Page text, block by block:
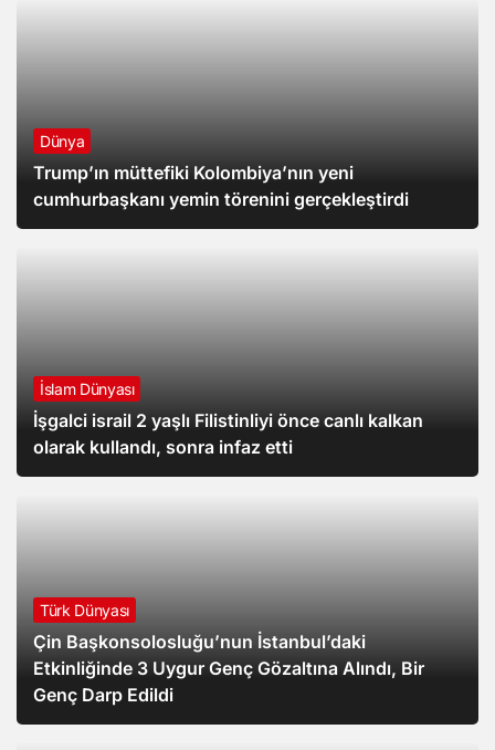
Dünya
Trump’ın müttefiki Kolombiya’nın yeni
cumhurbaşkanı yemin törenini gerçekleştirdi
İslam Dünyası
İşgalci israil 2 yaşlı Filistinliyi önce canlı kalkan
olarak kullandı, sonra infaz etti
Türk Dünyası
Çin Başkonsolosluğu’nun İstanbul’daki
Etkinliğinde 3 Uygur Genç Gözaltına Alındı, Bir
Genç Darp Edildi